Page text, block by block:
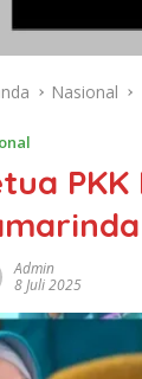
Nasional
Admin
8 Juli 2025